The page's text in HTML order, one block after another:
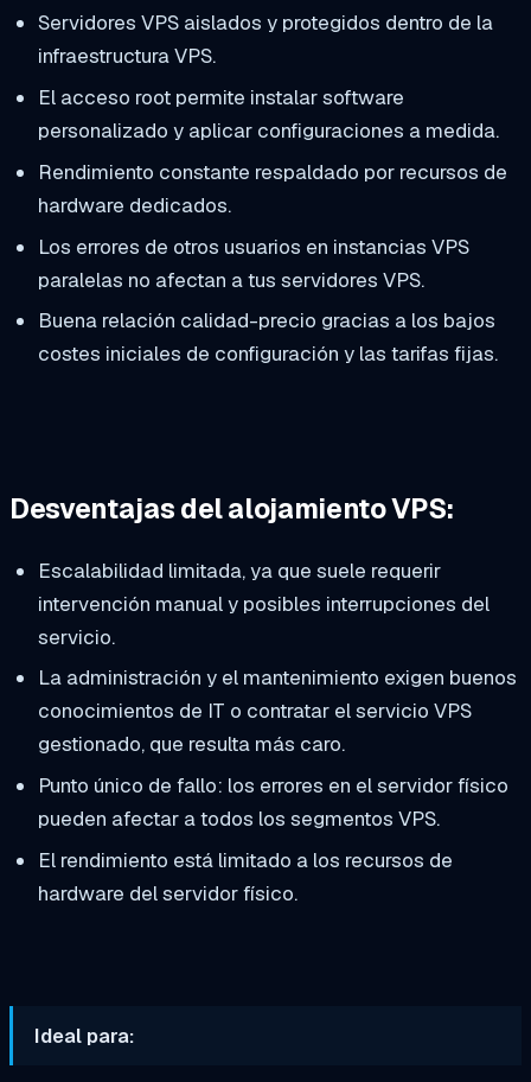
Servidores VPS aislados y protegidos dentro de la
infraestructura VPS.
El acceso root permite instalar software
personalizado y aplicar configuraciones a medida.
Rendimiento constante respaldado por recursos de
hardware dedicados.
Los errores de otros usuarios en instancias VPS
paralelas no afectan a tus servidores VPS.
Buena relación calidad-precio gracias a los bajos
costes iniciales de configuración y las tarifas fijas.
Desventajas del alojamiento VPS:
Escalabilidad limitada, ya que suele requerir
intervención manual y posibles interrupciones del
servicio.
La administración y el mantenimiento exigen buenos
conocimientos de IT o contratar el servicio VPS
gestionado, que resulta más caro.
Punto único de fallo: los errores en el servidor físico
pueden afectar a todos los segmentos VPS.
El rendimiento está limitado a los recursos de
hardware del servidor físico.
Ideal para: